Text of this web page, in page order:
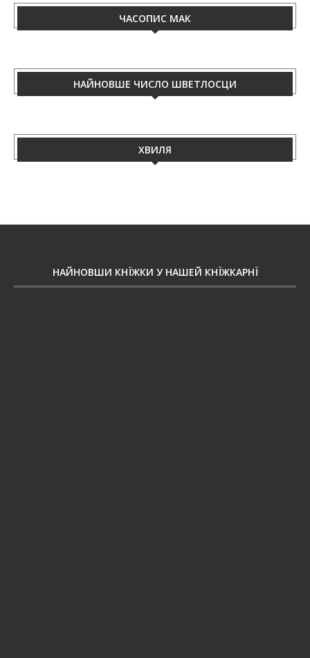
ЧАСОПИС МАК
НАЙНОВШЕ ЧИСЛО ШВЕТЛОСЦИ
ХВИЛЯ
НАЙНОВШИ КНЇЖКИ У НАШЕЙ КНЇЖКАРНЇ